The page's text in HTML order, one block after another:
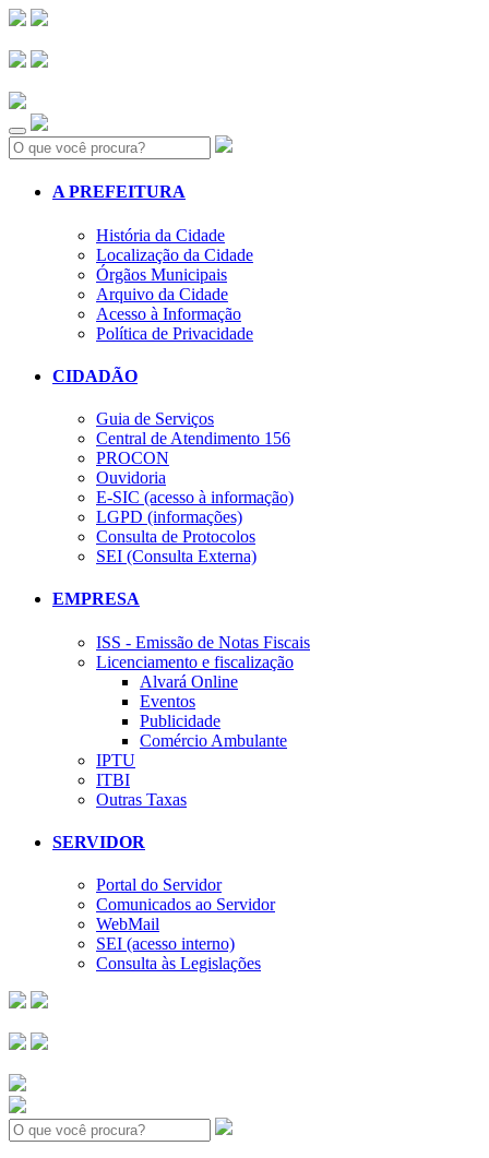
Search:
A PREFEITURA
História da Cidade
Localização da Cidade
Órgãos Municipais
Arquivo da Cidade
Acesso à Informação
Política de Privacidade
CIDADÃO
Guia de Serviços
Central de Atendimento 156
PROCON
Ouvidoria
E-SIC (acesso à informação)
LGPD (informações)
Consulta de Protocolos
SEI (Consulta Externa)
EMPRESA
ISS - Emissão de Notas Fiscais
Licenciamento e fiscalização
Alvará Online
Eventos
Publicidade
Comércio Ambulante
IPTU
ITBI
Outras Taxas
SERVIDOR
Portal do Servidor
Comunicados ao Servidor
WebMail
SEI (acesso interno)
Consulta às Legislações
Search: